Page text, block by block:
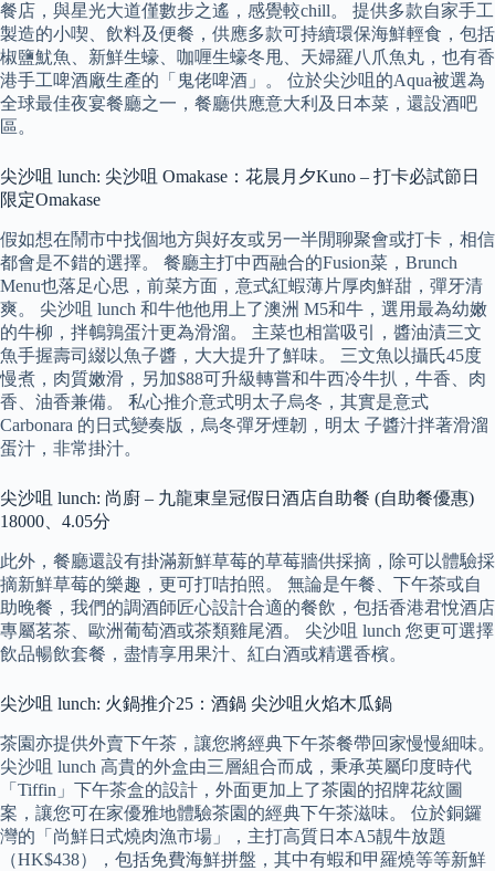
餐店，與星光大道僅數步之遙，感覺較chill。 提供多款自家手工
製造的小喫、飲料及便餐，供應多款可持續環保海鮮輕食，包括
椒鹽魷魚、新鮮生蠔、咖喱生蠔冬甩、天婦羅八爪魚丸，也有香
港手工啤酒廠生產的「鬼佬啤酒」。 位於尖沙咀的Aqua被選為
全球最佳夜宴餐廳之一，餐廳供應意大利及日本菜，還設酒吧
區。
尖沙咀 lunch: 尖沙咀 Omakase：花晨月夕Kuno – 打卡必試節日
限定Omakase
假如想在鬧市中找個地方與好友或另一半閒聊聚會或打卡，相信
都會是不錯的選擇。 餐廳主打中西融合的Fusion菜，Brunch
Menu也落足心思，前菜方面，意式紅蝦薄片厚肉鮮甜，彈牙清
爽。 尖沙咀 lunch 和牛他他用上了澳洲 M5和牛，選用最為幼嫩
的牛柳，拌鵪鶉蛋汁更為滑溜。 主菜也相當吸引，醬油漬三文
魚手握壽司綴以魚子醬，大大提升了鮮味。 三文魚以攝氏45度
慢煮，肉質嫩滑，另加$88可升級轉嘗和牛西冷牛扒，牛香、肉
香、油香兼備。 私心推介意式明太子烏冬，其實是意式
Carbonara 的日式變奏版，烏冬彈牙煙韌，明太 子醬汁拌著滑溜
蛋汁，非常掛汁。
尖沙咀 lunch: 尚廚 – 九龍東皇冠假日酒店自助餐 (自助餐優惠)
18000、4.05分
此外，餐廳還設有掛滿新鮮草莓的草莓牆供採摘，除可以體驗採
摘新鮮草莓的樂趣，更可打咭拍照。 無論是午餐、下午茶或自
助晚餐，我們的調酒師匠心設計合適的餐飲，包括香港君悅酒店
專屬茗茶、歐洲葡萄酒或茶類雞尾酒。 尖沙咀 lunch 您更可選擇
飲品暢飲套餐，盡情享用果汁、紅白酒或精選香檳。
尖沙咀 lunch: 火鍋推介25：酒鍋 尖沙咀火焰木瓜鍋
茶園亦提供外賣下午茶，讓您將經典下午茶餐帶回家慢慢細味。
尖沙咀 lunch 高貴的外盒由三層組合而成，秉承英屬印度時代
「Tiffin」下午茶盒的設計，外面更加上了茶園的招牌花紋圖
案，讓您可在家優雅地體驗茶園的經典下午茶滋味。 位於銅鑼
灣的「尚鮮日式燒肉漁市場」，主打高質日本A5靚牛放題
（HK$438），包括免費海鮮拼盤，其中有蝦和甲羅燒等等新鮮